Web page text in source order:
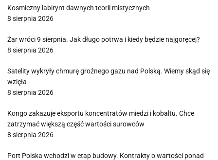
Kosmiczny labirynt dawnych teorii mistycznych
8 sierpnia 2026
Żar wróci 9 sierpnia. Jak długo potrwa i kiedy będzie najgoręcej?
8 sierpnia 2026
Satelity wykryły chmurę groźnego gazu nad Polską. Wiemy skąd się
wzięła
8 sierpnia 2026
Kongo zakazuje eksportu koncentratów miedzi i kobaltu. Chce
zatrzymać większą część wartości surowców
8 sierpnia 2026
Port Polska wchodzi w etap budowy. Kontrakty o wartości ponad